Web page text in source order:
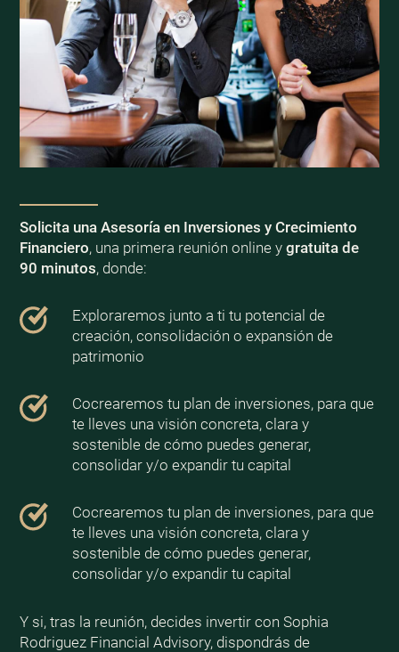
Solicita una Asesoría en Inversiones y Crecimiento
Financiero, una primera reunión online y gratuita de
90 minutos, donde:
Exploraremos junto a ti tu potencial de
creación, consolidación o expansión de
patrimonio
Cocrearemos tu plan de inversiones, para que
te lleves una visión concreta, clara y
sostenible de cómo puedes generar,
consolidar y/o expandir tu capital
Cocrearemos tu plan de inversiones, para que
te lleves una visión concreta, clara y
sostenible de cómo puedes generar,
consolidar y/o expandir tu capital
Y si, tras la reunión, decides invertir con Sophia
Rodriguez Financial Advisory, dispondrás de